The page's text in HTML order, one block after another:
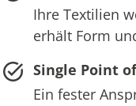
Ihre Textilien
erhält Form
Single Point
Ein fester